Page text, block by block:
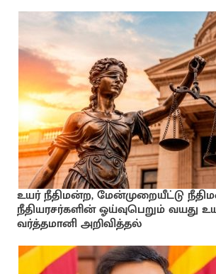
உயர் நீதிமன்ற, மேன்முறையீட்டு
நீதியரசர்களின் ஓய்வுபெறும் வயது
வர்த்தமானி அறிவித்தல்